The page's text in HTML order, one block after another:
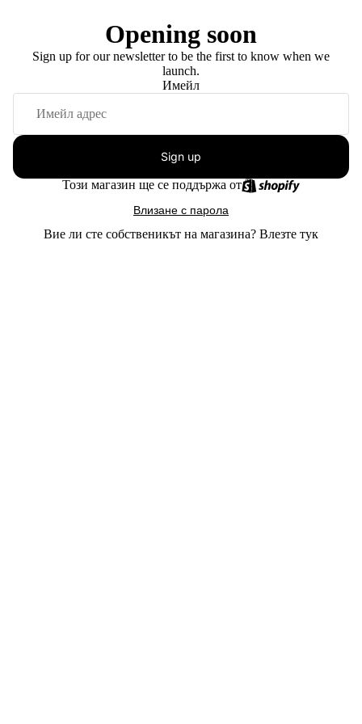
Opening soon
Sign up for our newsletter to be the first to know when we
launch.
Имейл
Sign up
Този магазин ще се поддържа от
Влизане с парола
Вие ли сте собственикът на магазина? Влезте тук